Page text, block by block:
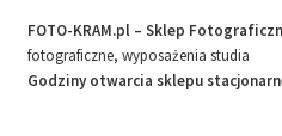
FOTO-KRAM.pl – Sklep
fotograficzne, wyposażenia studia
Godziny otwarcia sklepu